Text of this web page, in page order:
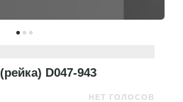
D047-943
НЕТ ГОЛОСОВ